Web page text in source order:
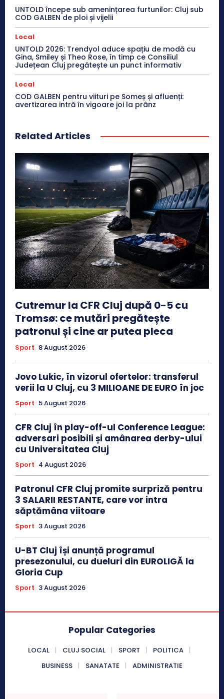
UNTOLD începe sub amenințarea furtunilor: Cluj sub
COD GALBEN de ploi și vijelii
Local
UNTOLD 2026: Trendyol aduce spațiu de modă cu
Gina, Smiley și Theo Rose, în timp ce Consiliul
Județean Cluj pregătește un punct informativ
Local
COD GALBEN pentru viituri pe Someș și afluenți:
avertizarea intră în vigoare joi la prânz
Related Articles
Cutremur la CFR Cluj după 0-5 cu
Tromsø: ce mutări pregătește
patronul și cine ar putea pleca
Sport 8 August 2026
Jovo Lukic, în vizorul ofertelor: transferul
verii la U Cluj, cu 3 MILIOANE DE EURO în joc
Sport 5 August 2026
CFR Cluj în play-off-ul Conference League:
adversari posibili și amânarea derby-ului
cu Universitatea Cluj
Sport 4 August 2026
Patronul CFR Cluj promite surpriză pentru
3 SALARII RESTANTE, care vor intra
săptămâna viitoare
Sport 3 August 2026
U-BT Cluj își anunță programul
presezonului, cu dueluri din EUROLIGĂ la
Gloria Cup
Sport 3 August 2026
Popular Categories
LOCAL CLUJ SOCIAL SPORT
POLITICA
BUSINESS
SANATATE ADMINISTRATIE